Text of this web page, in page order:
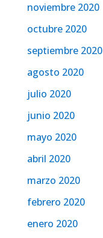
noviembre 2020
octubre 2020
septiembre 2020
agosto 2020
julio 2020
junio 2020
mayo 2020
abril 2020
marzo 2020
febrero 2020
enero 2020